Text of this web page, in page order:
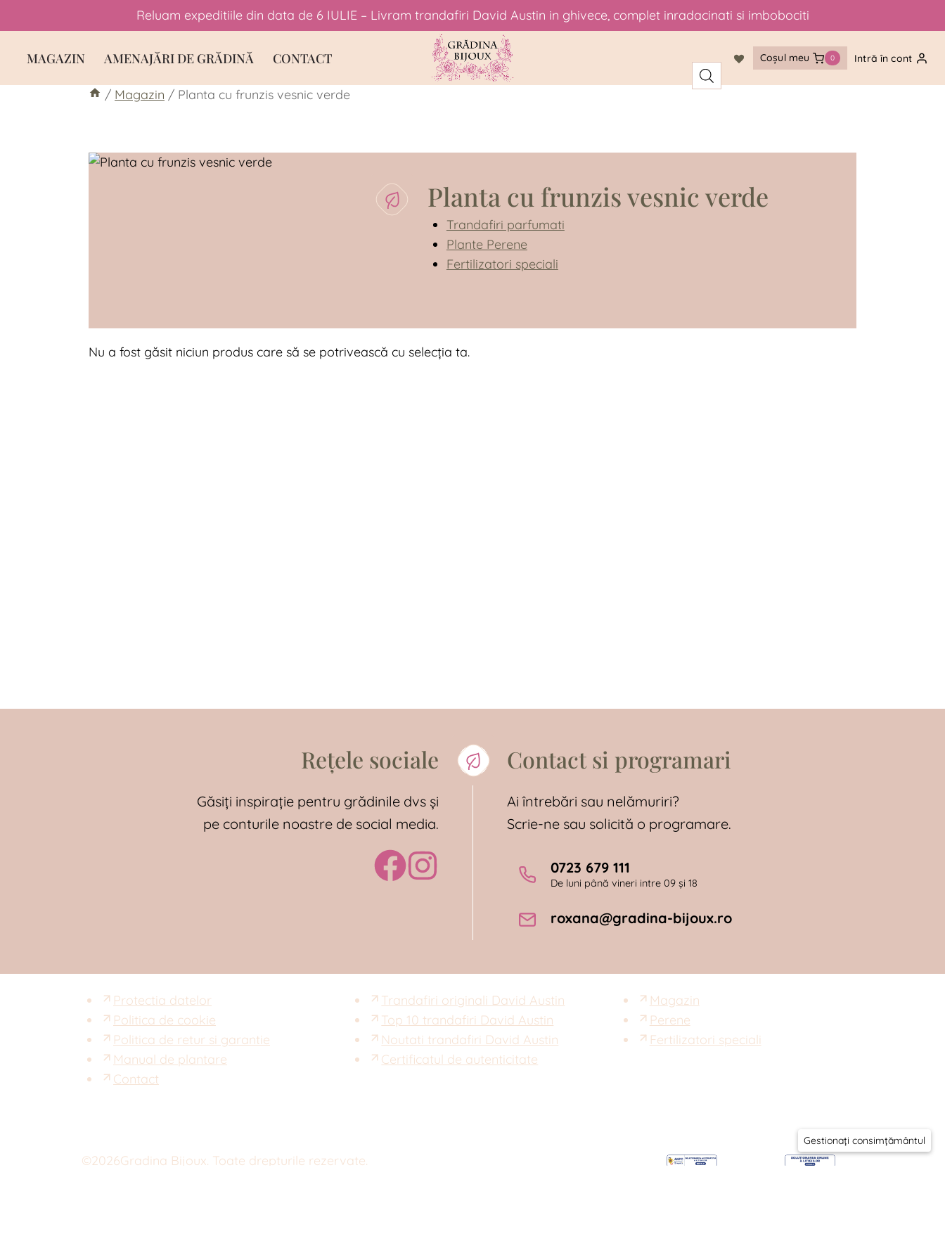
Reluam expeditiile din data de 6 IULIE – Livram trandafiri David Austin in ghivece, complet inradacinati si imbobociti
MAGAZIN AMENAJĂRI DE GRĂDINĂ CONTACT Coșul meu 0 Intră în cont
/ Magazin / Planta cu frunzis vesnic verde
Planta cu frunzis vesnic verde
Trandafiri parfumati
Plante Perene
Fertilizatori speciali
Nu a fost găsit niciun produs care să se potrivească cu selecția ta.
Rețele sociale
Găsiți inspirație pentru grădinile dvs și
pe conturile noastre de social media.
Contact si programari
Ai întrebări sau nelămuriri?
Scrie-ne sau solicită o programare.
0723 679 111
De luni până vineri intre 09 și 18
roxana@gradina-bijoux.ro
Protectia datelor
Politica de cookie
Politica de retur si garantie
Manual de plantare
Contact
Trandafiri originali David Austin
Top 10 trandafiri David Austin
Noutati trandafiri David Austin
Certificatul de autenticitate
Magazin
Perene
Fertilizatori speciali
©2026Gradina Bijoux. Toate drepturile rezervate.
Gestionați consimțământul